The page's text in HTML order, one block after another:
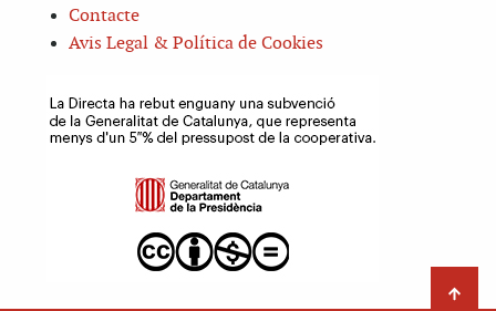
Contacte
Avis Legal & Política de Cookies